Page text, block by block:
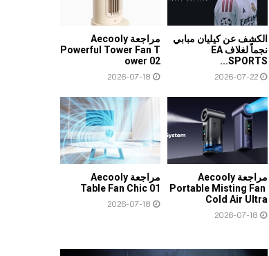
الكشف عن كيليان مبابي
نجماً لغلاف EA
SPORTS...
2026-07-22
مراجعة Aecooly
Powerful Tower Fan T
ower 02
2026-07-18
مراجعة Aecooly
Portable Misting Fan
Cold Air Ultra
2026-07-18
مراجعة Aecooly
Table Fan Chic 01
2026-07-18